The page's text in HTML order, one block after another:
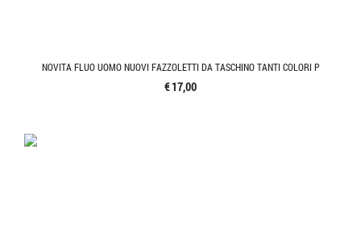
NOVITA FLUO UOMO NUOVI FAZZOLETTI DA TASCHINO TANTI COLORI P
€ 17,00